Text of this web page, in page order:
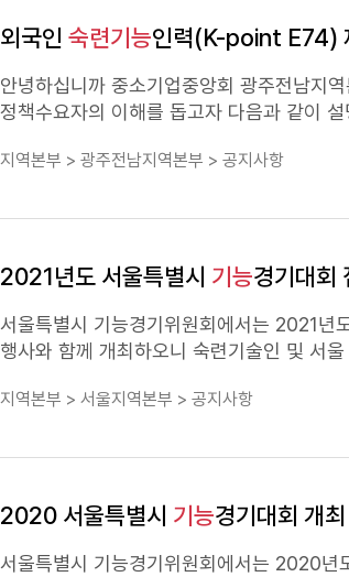
외국인 숙련기능인력(K-point E74)
안녕하십니까 중소기업중앙회 광주전남지
정책수요자의 이해를 돕고자 다음과 같이 설
번로 177​다. 참석대상 : 외국인근로자를 고
권(F-5)까지 단계적으
지역본부 > 광주전남지역본부 > 공지사항
2021년도 서울특별시 기능경기대회
서울특별시 기능경기위원회에서는 2021년
행사와 함께 개최하오니 숙련기술인 및 서
자 중 국제기능
만 22세 이
개발, 제품디자인, 석공예, 목공예, 보석가
여 인터넷으로 접수​ ○ 추가 제출서류 : 접
지역본부 > 서울지역본부 > 공지사항
2020 서울특별시 기능경기대회 개
서울특별시 기능경기위원회에서는 2020년